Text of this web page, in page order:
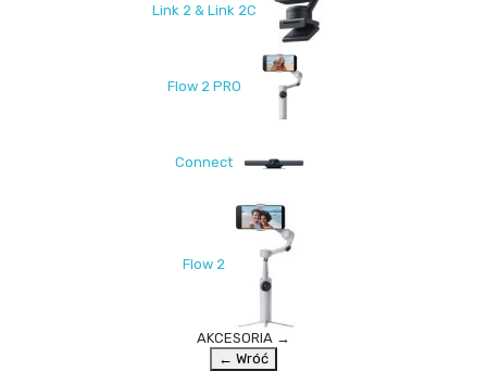
Link 2 & Link 2C
Flow 2 PRO
Connect
Flow 2
AKCESORIA →
← Wróć